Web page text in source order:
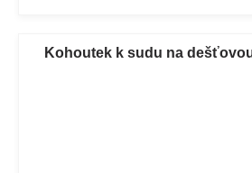
Kohoutek k sudu na